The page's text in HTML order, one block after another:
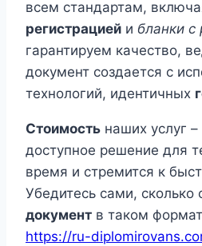
всем стандартам,
регистрацией и бланки с
гарантируем качество,
документ создается с
технологий, идентичных
Стоимость наших услуг –
доступное решение для
время и стремится к
Убедитесь сами, сколько
документ в таком
https://ru-